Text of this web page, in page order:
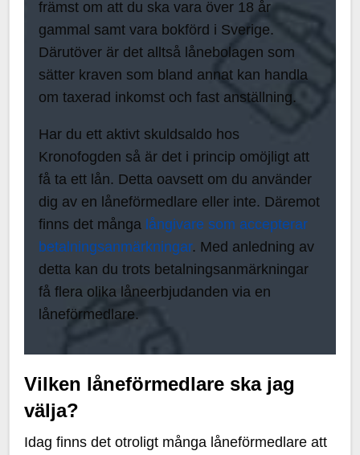
främst om att du ska vara över 18 år
gammal samt vara bokförd i Sverige.
Därutöver är det alltså lånebolagen som
sätter kraven som bland annat kan handla
om taxerad inkomst och fast anställning.
Har du ett aktivt skuldsaldo hos
Kronofogden så är det i princip omöjligt att
få ta ett lån. Detta oavsett om du använder
dig av en låneförmedlare eller inte. Däremot
finns det många långivare som accepterar
betalningsanmärkningar. Med anledning av
detta kan du trots betalningsanmärkningar
få flera olika låneerbjudanden via en
låneförmedlare.
Vilken låneförmedlare ska jag
välja?
Idag finns det otroligt många låneförmedlare att